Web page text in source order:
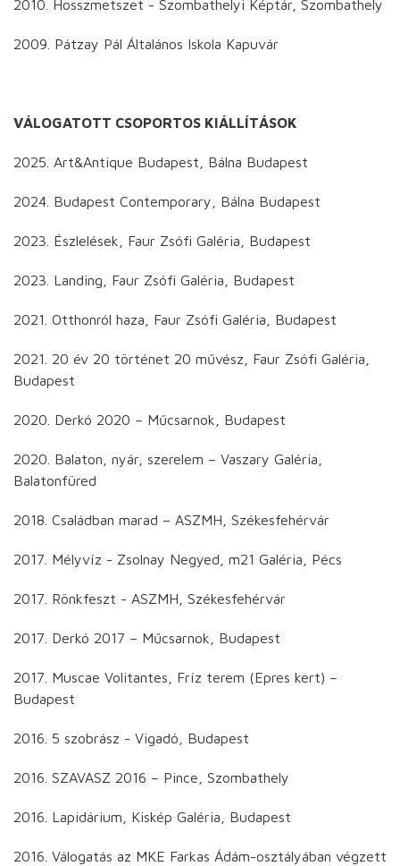
2010. Hosszmetszet - Szombathelyi Képtár, Szombathely
2009. Pátzay Pál Általános Iskola Kapuvár
VÁLOGATOTT CSOPORTOS KIÁLLÍTÁSOK
2025. Art&Antique Budapest, Bálna Budapest
2024. Budapest Contemporary, Bálna Budapest
2023. Észlelések, Faur Zsófi Galéria, Budapest
2023. Landing, Faur Zsófi Galéria, Budapest
2021. Otthonról haza, Faur Zsófi Galéria, Budapest
2021. 20 év 20 történet 20 művész, Faur Zsófi Galéria,
Budapest
2020. Derkó 2020 – Műcsarnok, Budapest
2020. Balaton, nyár, szerelem – Vaszary Galéria,
Balatonfüred
2018. Családban marad – ASZMH, Székesfehérvár
2017. Mélyvíz - Zsolnay Negyed, m21 Galéria, Pécs
2017. Rönkfeszt - ASZMH, Székesfehérvár
2017. Derkó 2017 – Műcsarnok, Budapest
2017. Muscae Volitantes, Fríz terem (Epres kert) –
Budapest
2016. 5 szobrász - Vigadó, Budapest
2016. SZAVASZ 2016 – Pince, Szombathely
2016. Lapidárium, Kiskép Galéria, Budapest
2016. Válogatás az MKE Farkas Ádám-osztályában végzett